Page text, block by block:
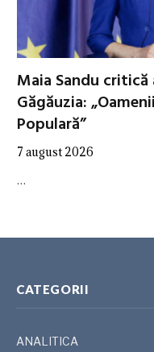
Maia Sandu
Găgăuzia:
Populară”
7 august 2026
…
CATEGORII
ANALITICA